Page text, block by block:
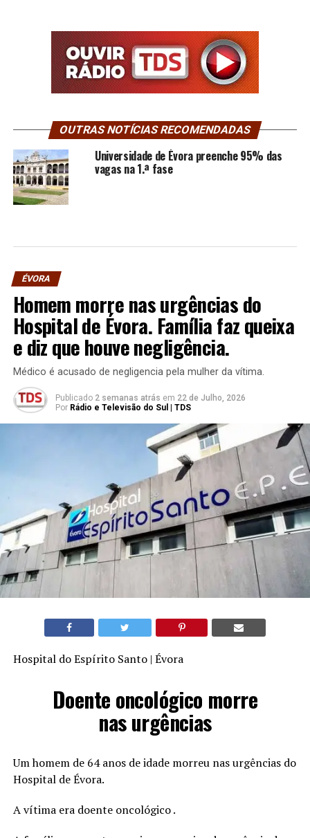
OUTRAS NOTÍCIAS RECOMENDADAS
Universidade de Évora preenche 95% das
vagas na 1.ª fase
ÉVORA
Homem morre nas urgências do
Hospital de Évora. Família faz queixa
e diz que houve negligência.
Médico é acusado de negligencia pela mulher da vítima.
Publicado 2 semanas atrás em 22 de Julho, 2026
Por Rádio e Televisão do Sul | TDS
Hospital do Espírito Santo | Évora
Doente oncológico morre
nas urgências
Um homem de 64 anos de idade morreu nas urgências do
Hospital de Évora.
A vítima era doente oncológico .